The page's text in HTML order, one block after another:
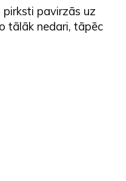
pirksti pavirzās uz
tālāk nedari, tāpēc